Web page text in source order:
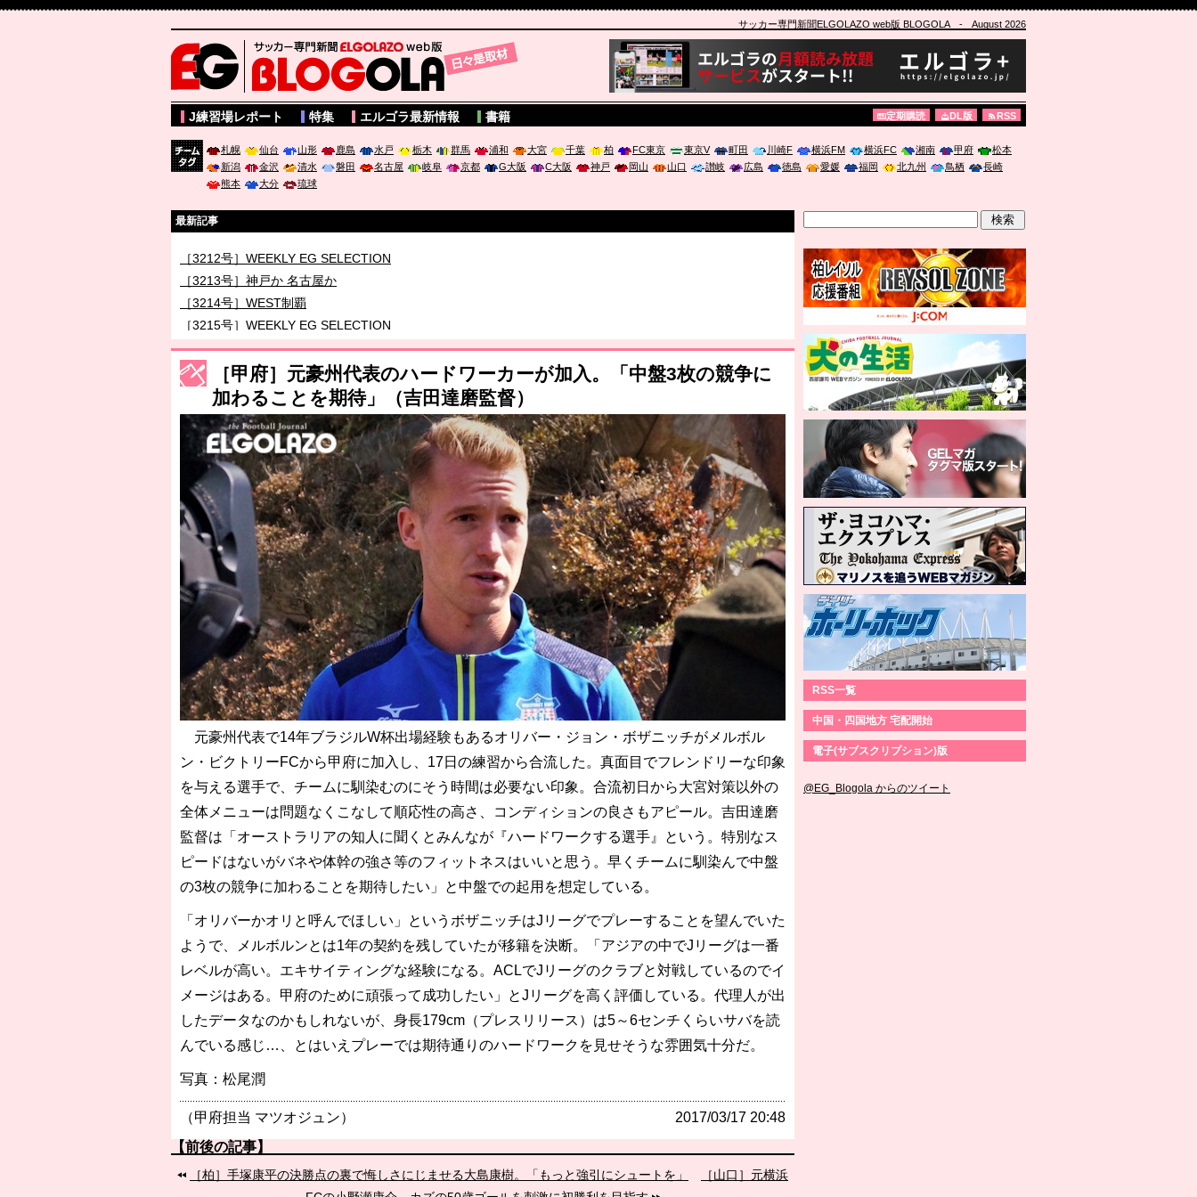
サッカー専門新聞ELGOLAZO web版 BLOGOLA- August 2026
サッカー専門新聞ELGOLAZO web版 BLOGOLA
J練習場レポート 特集 エルゴラ最新情報 書籍 定期購読 DL版 RSS
札幌 仙台 山形 鹿島 水戸 栃木 群馬 浦和 大宮 千葉 柏 FC東京 東京V 町田 川崎F 横浜FM 横浜FC 湘南 甲府
松本
新潟
金沢 清水 磐田 名古屋 岐阜 京都 G大阪 C大阪 神戸 岡山 山口 讃岐 広島 徳島 愛媛 福岡 北九州 鳥栖
長崎
熊本
大分 琉球
最新記事
［3212号］WEEKLY EG SELECTION
［3213号］神戸か 名古屋か
［3214号］WEST制覇
［3215号］WEEKLY EG SELECTION
［3216号］行く末占うラストワン
［3217号］最高の景色へ出国
［3218号］WEEKLY EG SELECTION
［3219号］特別な覇者へ 大逆転か連破か
［3220号］伝説の王者、黄金のシャーレ
［甲府］元豪州代表のハードワーカーが加入。「中盤3枚の競争に
加わることを期待」（吉田達磨監督）
元豪州代表で14年ブラジルW杯出場経験もあるオリバー・ジョン・ボザニッチがメルボル
ン・ビクトリーFCから甲府に加入し、17日の練習から合流した。真面目でフレンドリーな印象
を与える選手で、チームに馴染むのにそう時間は必要ない印象。合流初日から大宮対策以外の
全体メニューは問題なくこなして順応性の高さ、コンディションの良さもアピール。吉田達磨
監督は「オーストラリアの知人に聞くとみんなが『ハードワークする選手』という。特別なス
ピードはないがバネや体幹の強さ等のフィットネスはいいと思う。早くチームに馴染んで中盤
の3枚の競争に加わることを期待したい」と中盤での起用を想定している。
「オリバーかオリと呼んでほしい」というボザニッチはJリーグでプレーすることを望んでいた
ようで、メルボルンとは1年の契約を残していたが移籍を決断。「アジアの中でJリーグは一番
レベルが高い。エキサイティングな経験になる。ACLでJリーグのクラブと対戦しているのでイ
メージはある。甲府のために頑張って成功したい」とJリーグを高く評価している。代理人が出
したデータなのかもしれないが、身長179cm（プレスリリース）は5～6センチくらいサバを読
んでいる感じ…、とはいえプレーでは期待通りのハードワークを見せそうな雰囲気十分だ。
写真：松尾潤
（甲府担当 マツオジュン） 2017/03/17 20:48
【前後の記事】
［柏］手塚康平の決勝点の裏で悔しさにじませる大島康樹。「もっと強引にシュートを」
［山口］元横浜
RSS一覧
中国・四国地方 宅配開始
電子(サブスクリプション)版
@EG_Blogola からのツイート